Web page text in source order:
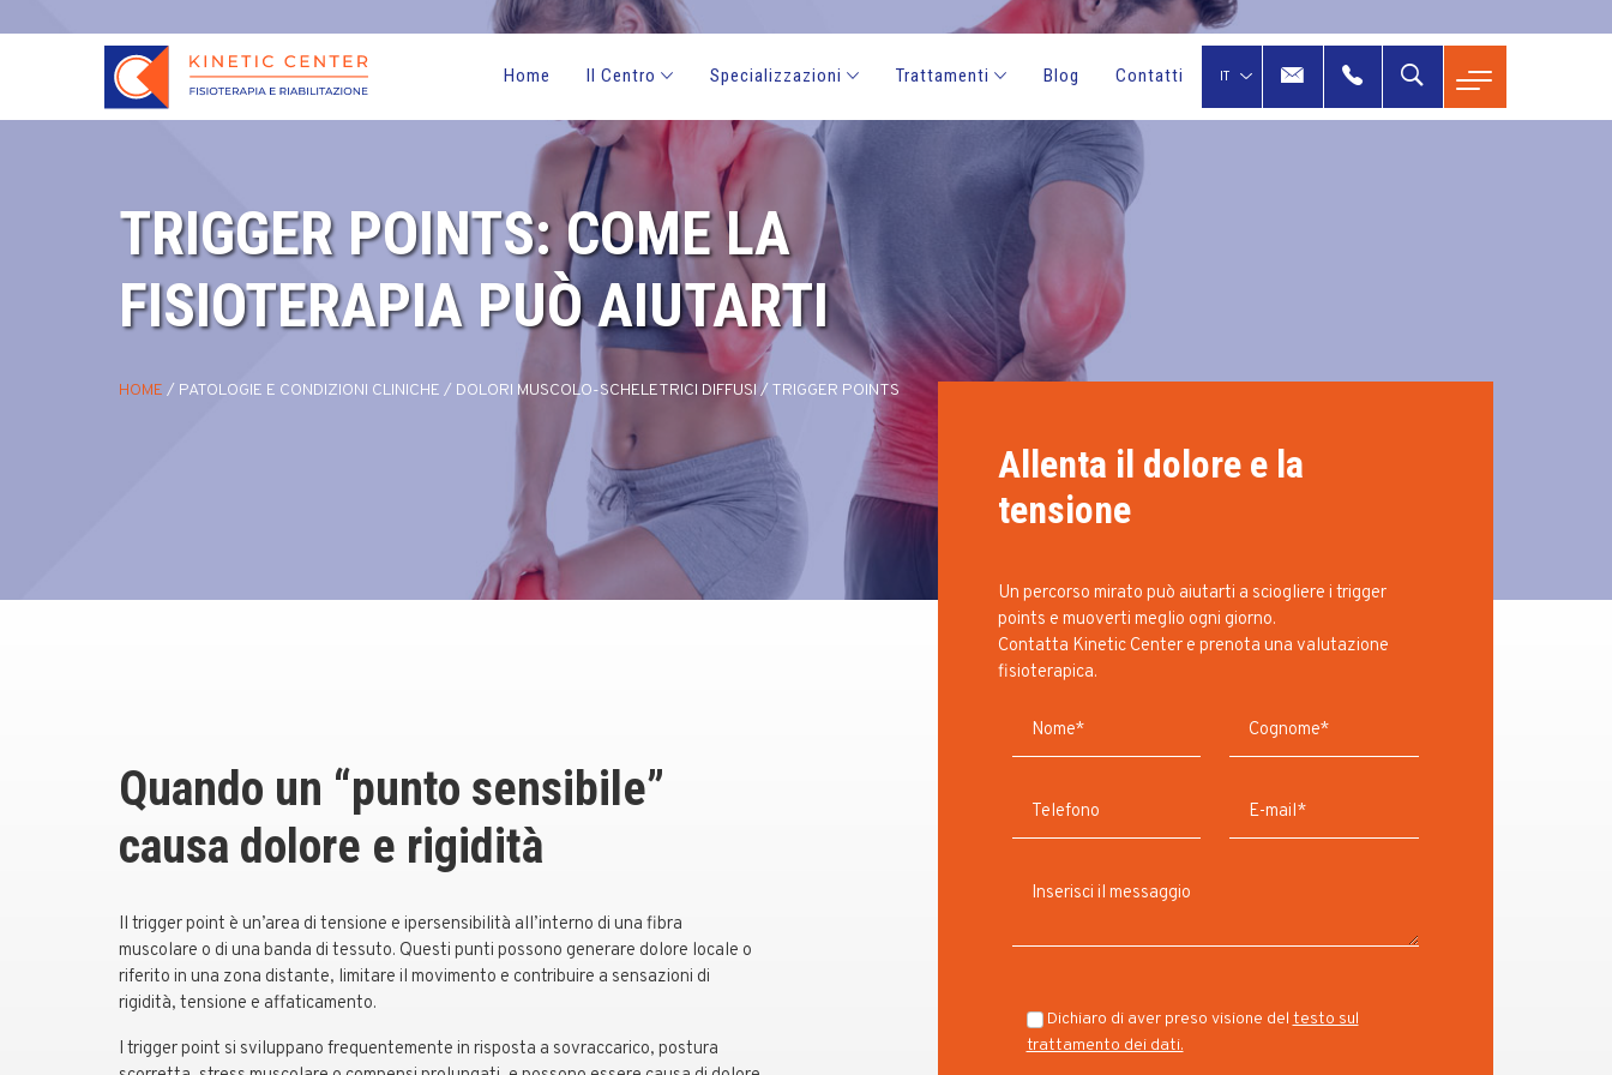
Home Il Centro Specializzazioni Trattamenti Blog Contatti
TRIGGER POINTS: COME LA
FISIOTERAPIA PUÒ AIUTARTI
HOME / PATOLOGIE E CONDIZIONI CLINICHE / DOLORI MUSCOLO-SCHELETRICI DIFFUSI/TRIGGER POINTS
Quando un “punto sensibile”
causa dolore e rigidità
Il trigger point è un’area di tensione e ipersensibilità all’interno di una fibra
muscolare o di una banda di tessuto. Questi punti possono generare dolore locale o
riferito in una zona distante, limitare il movimento e contribuire a sensazioni di
rigidità, tensione e affaticamento.
I trigger point si sviluppano frequentemente in risposta a sovraccarico, postura
Allenta il dolore e la
tensione
Un percorso mirato può aiutarti a sciogliere i trigger
points e muoverti meglio ogni giorno.
Contatta Kinetic Center e prenota una valutazione
fisioterapica.
Dichiaro di aver preso visione del testo sul
trattamento dei dati.